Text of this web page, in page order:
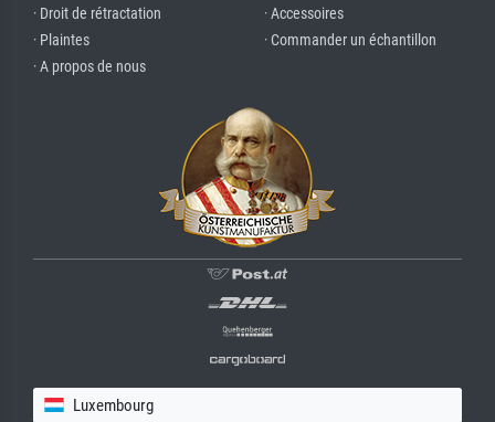
· Droit de rétractation
· Plaintes
· A propos de nous
· Accessoires
· Commander un échantillon
Luxembourg